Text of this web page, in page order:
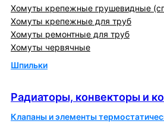
Хомуты крепежные грушевидные
Хомуты крепежные для труб
Хомуты ремонтные для труб
Хомуты червячные
Шпильки
Радиаторы, конвекторы и
Клапаны и элементы